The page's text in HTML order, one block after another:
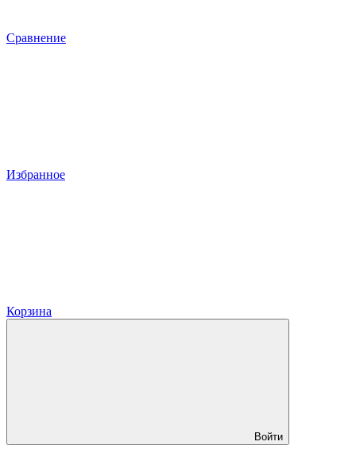
Сравнение
Избранное
Корзина
Войти